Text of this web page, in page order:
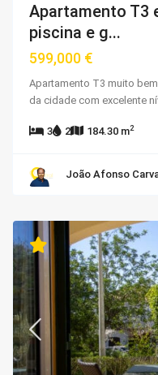
Apartamento T3
piscina e g...
599,000 €
Apartamento T3 muito
da cidade com excelente
3 2 184.30 m2
João Afonso